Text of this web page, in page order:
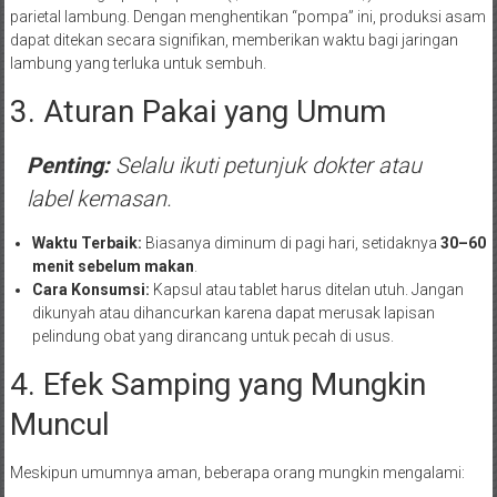
parietal lambung. Dengan menghentikan “pompa” ini, produksi asam
dapat ditekan secara signifikan, memberikan waktu bagi jaringan
lambung yang terluka untuk sembuh.
3. Aturan Pakai yang Umum
Penting:Selalu ikuti petunjuk dokter atau
label kemasan.
Waktu Terbaik: Biasanya diminum di pagi hari, setidaknya 30–60
menit sebelum makan
Cara Konsumsi: Kapsul atau tablet harus ditelan utuh. Jangan
dikunyah atau dihancurkan karena dapat merusak lapisan
pelindung obat yang dirancang untuk pecah di usus.
4. Efek Samping yang Mungkin
Muncul
Meskipun umumnya aman, beberapa orang mungkin mengalami: